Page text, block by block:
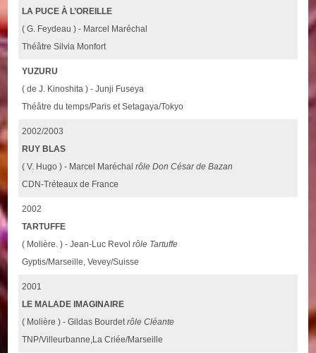
LA PUCE À L’OREILLE
( G. Feydeau ) - Marcel Maréchal
Théâtre Silvia Monfort
YUZURU
( de J. Kinoshita ) - Junji Fuseya
Théâtre du temps/Paris et Setagaya/Tokyo
2002/2003
RUY BLAS
( V. Hugo ) - Marcel Maréchalrôle Don César de Bazan
CDN-Tréteaux de France
2002
TARTUFFE
( Molière. ) - Jean-Luc Revolrôle Tartuffe
Gyptis/Marseille, Vevey/Suisse
2001
LE MALADE IMAGINAIRE
( Molière ) - Gildas Bourdetrôle Cléante
TNP/Villeurbanne,La Criée/Marseille